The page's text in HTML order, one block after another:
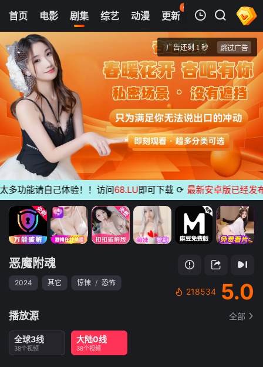
首页 电影 剧集 综艺 动漫 更新
41
热榜 APP
第1集
清空
请自己体验！！访问 68.LU即可下载 ⟳ 最新安卓版已经发布无
恶魔附魂
2024 其它 惊悚 / 恐怖
218534 5.0
播放源 全部
全球3线
38个视频
大陆0线
38个视频